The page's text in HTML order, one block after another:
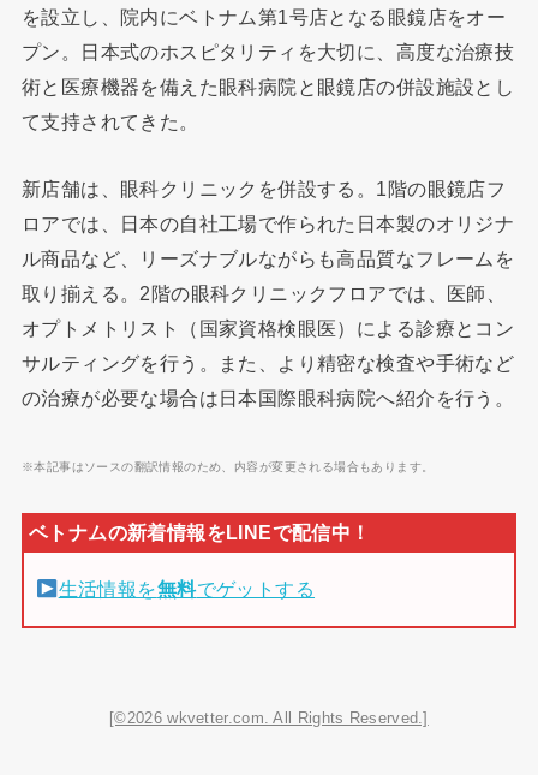
を設立し、院内にベトナム第1号店となる眼鏡店をオー
プン。日本式のホスピタリティを大切に、高度な治療技
術と医療機器を備えた眼科病院と眼鏡店の併設施設とし
て支持されてきた。
新店舗は、眼科クリニックを併設する。1階の眼鏡店フ
ロアでは、日本の自社工場で作られた日本製のオリジナ
ル商品など、リーズナブルながらも高品質なフレームを
取り揃える。2階の眼科クリニックフロアでは、医師、
オプトメトリスト（国家資格検眼医）による診療とコン
サルティングを行う。また、より精密な検査や手術など
の治療が必要な場合は日本国際眼科病院へ紹介を行う。
※本記事はソースの翻訳情報のため、内容が変更される場合もあります。
生活情報を無料でゲットする
[©2026 wkvetter.com. All Rights Reserved.]